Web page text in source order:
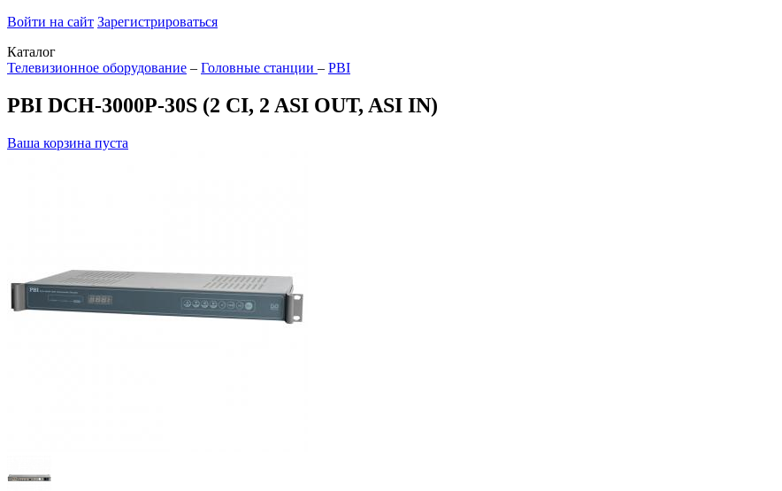
Войти на сайт Зарегистрироваться
Каталог
Телевизионное оборудование – Головные станции – PBI
PBI DCH-3000P-30S (2 CI, 2 ASI OUT, ASI IN)
Ваша корзина пуста